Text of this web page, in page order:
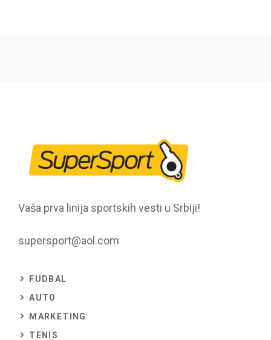
Vaša prva linija sportskih vesti u Srbiji!
supersport@aol.com
FUDBAL
AUTO
MARKETING
TENIS